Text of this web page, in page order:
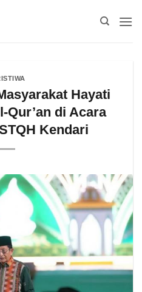
Hayati
Qur’an di Acara
Kendari